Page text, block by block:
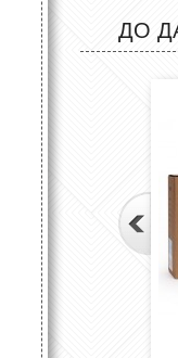
ДО